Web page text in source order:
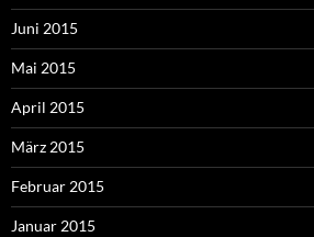
Juni 2015
Mai 2015
April 2015
März 2015
Februar 2015
Januar 2015